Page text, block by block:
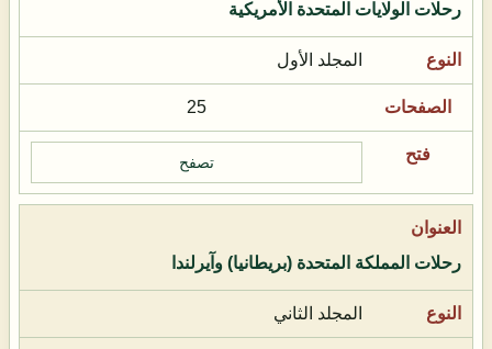
رحلات الولايات المتحدة الأمريكية
المجلد الأول
25
تصفح
رحلات المملكة المتحدة (بريطانيا) وآيرلندا
المجلد الثاني